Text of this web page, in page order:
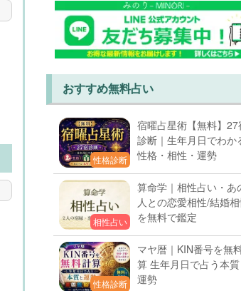
おすすめ無料占い
性格診断
宿曜占星術【無料】27
診断｜生年月日でわか
性格・相性・運勢
相性占い
算命学｜相性占い・あ
人との恋愛相性/結婚
を無料で鑑定
性格診断
マヤ暦｜KIN番号を無
算 生年月日で占う本質
運勢